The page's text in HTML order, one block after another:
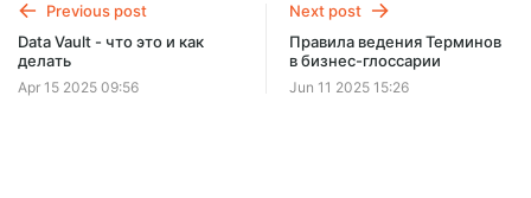
Previous post
Data Vault - что это и как
делать
Apr 15 2025 09:56
Next post
Правила ведения Терминов
в бизнес-глоссарии
Jun 11 2025 15:26